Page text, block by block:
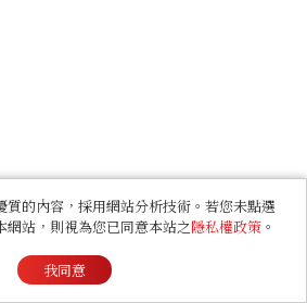
質的內容，採用網站分析技術。若您未點選
網站，則視為您已同意本站之隱私權政策 。
我同意